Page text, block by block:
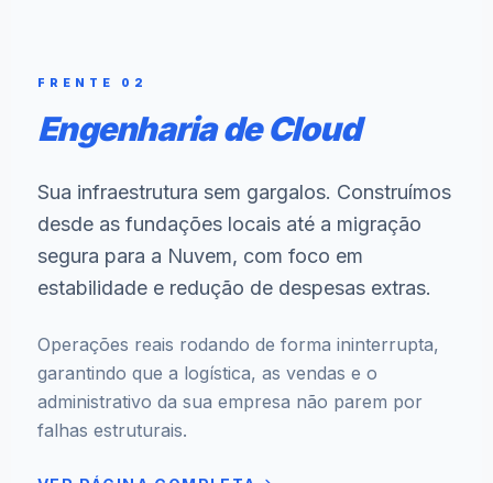
FRENTE 02
Engenharia de Cloud
Sua infraestrutura sem gargalos. Construímos
desde as fundações locais até a migração
segura para a Nuvem, com foco em
estabilidade e redução de despesas extras.
Operações reais rodando de forma ininterrupta,
garantindo que a logística, as vendas e o
administrativo da sua empresa não parem por
falhas estruturais.